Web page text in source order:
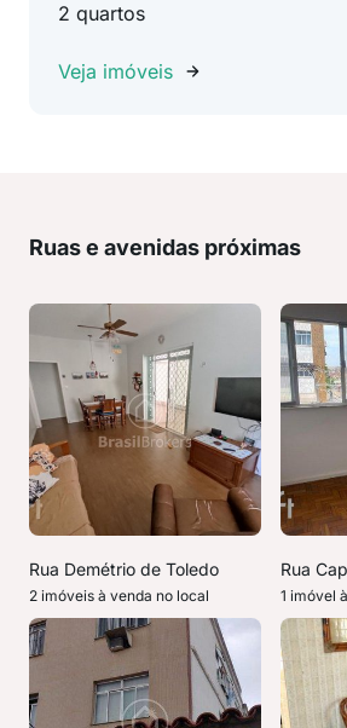
2 quartos
Veja imóveis
Ruas e avenidas próximas
Rua Demétrio de Toledo
2 imóveis à venda no local
Rua
1 imóvel